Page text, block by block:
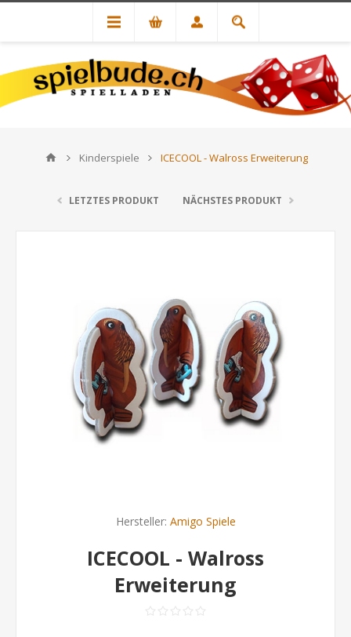
Kinderspiele ICECOOL - Walross Erweiterung
LETZTES PRODUKT NÄCHSTES PRODUKT
Hersteller: Amigo Spiele
ICECOOL - Walross
Erweiterung